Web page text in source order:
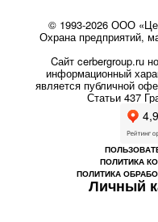
© 1993-2026 ООО
Охрана предприятий,
Cайт cerbergroup.ru
информационный
является публичной
Статьи 437
ПОЛИТИКА
ПОЛИТИКА
Личный